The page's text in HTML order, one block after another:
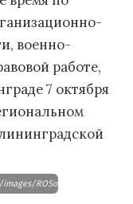
военно-
работе,
7 октября
ROSovetshanie10.16/